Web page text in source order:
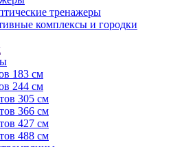
тренажеры
комплексы и городки
183 см
244 см
305 см
366 см
427 см
488 см